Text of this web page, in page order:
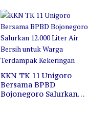
KKN TK 11 Unigoro
Bersama BPBD
Bojonegoro Salurkan